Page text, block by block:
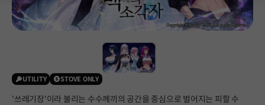
UTILITY STOVE ONLY
'쓰레기장'이라 불리는 수수께끼의 공간을 중심으로 벌어지는 피할 수